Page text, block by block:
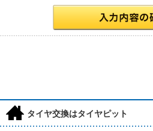
h タイヤ交換はタイヤピット